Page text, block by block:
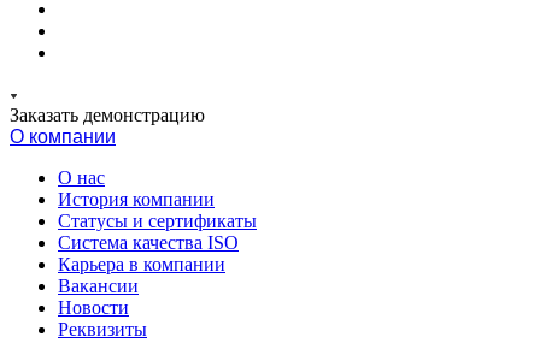
Заказать демонстрацию
О компании
О нас
История компании
Статусы и сертификаты
Система качества ISO
Карьера в компании
Вакансии
Новости
Реквизиты